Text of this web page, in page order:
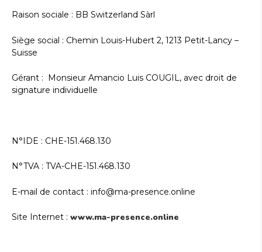
Raison sociale : BB Switzerland Sàrl
Siège social : Chemin Louis-Hubert 2, 1213 Petit-Lancy –
Suisse
Gérant : Monsieur Amancio Luis COUGIL, avec droit de
signature individuelle
N°IDE : CHE-151.468.130
N°TVA : TVA-CHE-151.468.130
E-mail de contact : info@ma-presence.online
Site Internet : www.ma-presence.online